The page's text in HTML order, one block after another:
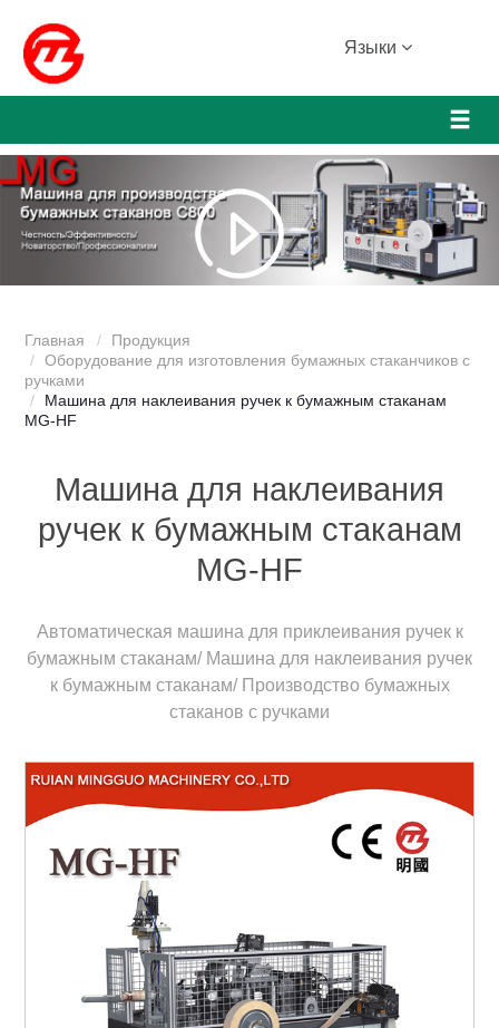
Языки
Главная
Продукция
Оборудование для изготовления бумажных стаканчиков с
ручками
Машина для наклеивания ручек к бумажным стаканам
MG-HF
Машина для наклеивания
ручек к бумажным стаканам
MG-HF
Автоматическая машина для приклеивания ручек к
бумажным стаканам/ Машина для наклеивания ручек
к бумажным стаканам/ Производство бумажных
стаканов с ручками